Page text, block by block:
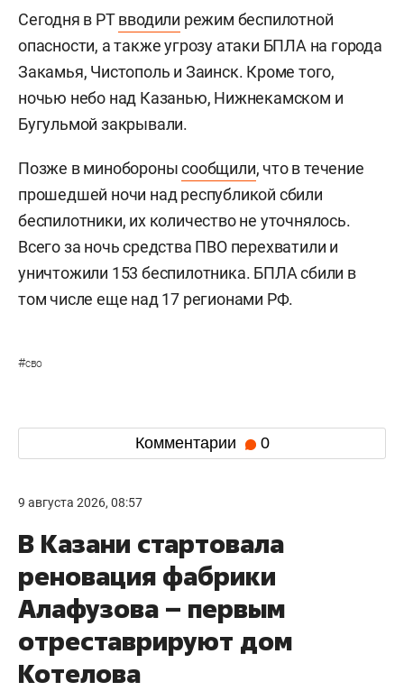
Сегодня в РТвводили режим беспилотной
опасности, а также угрозу атаки БПЛА на города
Закамья, Чистополь и Заинск. Кроме того,
ночью небо над Казанью, Нижнекамском и
Бугульмой закрывали.
Позже в миноборонысообщили, что в течение
прошедшей ночи над республикой сбили
беспилотники, их количество не уточнялось.
Всего за ночь средства ПВО перехватили и
уничтожили 153 беспилотника. БПЛА сбили в
том числе еще над 17 регионами РФ.
#сво
Комментарии 0
9 августа 2026, 08:57
В Казани стартовала
реновация фабрики
Алафузова – первым
отреставрируют дом
Котелова